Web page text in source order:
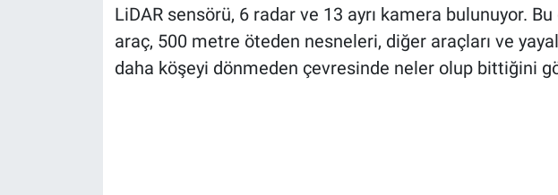
LiDAR sensörü, 6 radar ve 13 ayrı kamera bulunuyor.
araç, 500 metre öteden nesneleri, diğer araçları ve
daha köşeyi dönmeden çevresinde neler olup bittiğini